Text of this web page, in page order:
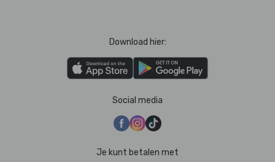
Download hier:
Social media
Je kunt betalen met